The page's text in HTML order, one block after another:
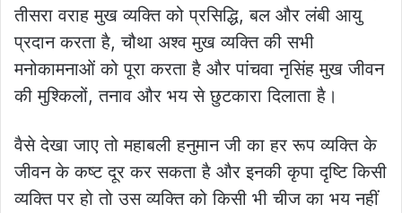
तीसरा वराह मुख व्यक्ति को प्रसिद्धि, बल और लंबी आयु
प्रदान करता है, चौथा अश्व मुख व्यक्ति की सभी
मनोकामनाओं को पूरा करता है और पांचवा नृसिंह मुख जीवन
की मुश्किलों, तनाव और भय से छुटकारा दिलाता है।
वैसे देखा जाए तो महाबली हनुमान जी का हर रूप व्यक्ति के
जीवन के कष्ट दूर कर सकता है और इनकी कृपा दृष्टि किसी
व्यक्ति पर हो तो उस व्यक्ति को किसी भी चीज का भय नहीं